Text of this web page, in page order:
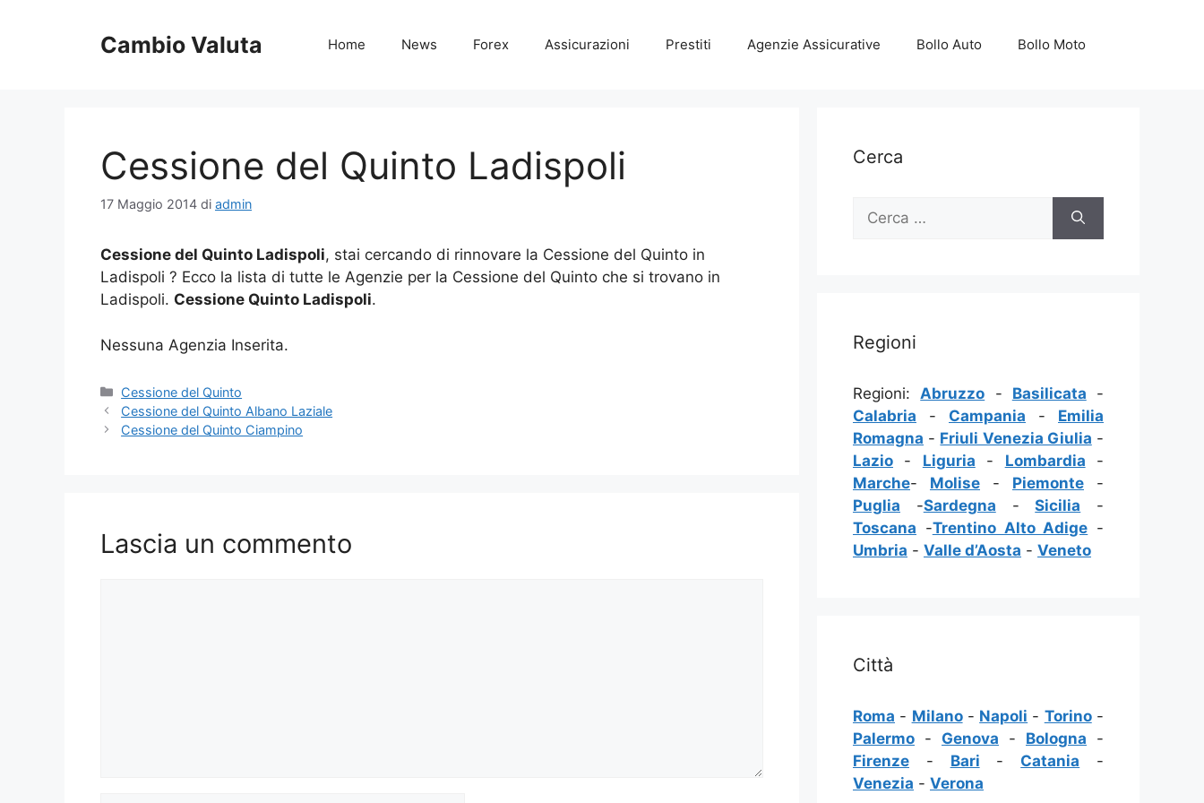
Cambio Valuta Home News Forex Assicurazioni Prestiti Agenzie Assicurative Bollo Auto Bollo Moto
Cessione del Quinto Ladispoli
17 Maggio 2014 di admin
Cessione del Quinto Ladispoli, stai cercando di rinnovare la Cessione del Quinto in
Ladispoli ? Ecco la lista di tutte le Agenzie per la Cessione del Quinto che si trovano in
Ladispoli. Cessione Quinto Ladispoli.
Nessuna Agenzia Inserita.
Categorie
Cessione del Quinto
Cessione del Quinto Albano Laziale
Cessione del Quinto Ciampino
Lascia un commento
Cerca
Ricerca
Regioni
Regioni:Abruzzo - Basilicata -
Calabria - Campania - Emilia
Romagna - Friuli Venezia Giulia -
Lazio - Liguria - Lombardia -
Marche- Molise - Piemonte -
Puglia -Sardegna -Sicilia -
Toscana -Trentino Alto Adige -
Umbria - Valle d’Aosta - Veneto
Città
Roma - Milano- Napoli - Torino-
Palermo - Genova - Bologna -
Firenze - Bari - Catania -
Venezia - Verona